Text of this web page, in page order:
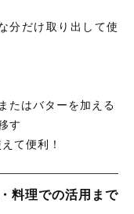
分だけ取り出して使
たはバターを加える
す
て便利！
料理での活用まで